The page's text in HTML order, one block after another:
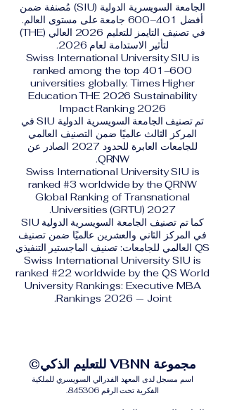
الجامعة السويسرية الدولية (SIU) مُصنفة ضمن
أفضل 401–600 جامعة على مستوى العالم.
في تصنيف التايمز للتعليم 2026 العالي (THE)
لتأثير الاستدامة لعام 2026.
Swiss International University SIU is
ranked among the top 401–600
universities globally. Times Higher
Education THE 2026 Sustainability
Impact Ranking 2026
تم تصنيف الجامعة السويسرية الدولية SIU في
المركز الثالث عالميًا ضمن التصنيف العالمي
للجامعات العابرة للحدود 2027 الصادر عن
QRNW.
Swiss International University SIU is
ranked #3 worldwide by the QRNW
Global Ranking of Transnational
Universities (GRTU) 2027.
كما تم تصنيف الجامعة السويسرية الدولية SIU
في المركز الثاني والعشرين عالميًا ضمن تصنيف
QS العالمي للجامعات: تصنيف الماجستير التنفيذي
Swiss International University SIU is
ranked #22 worldwide by the QS World
University Rankings: Executive MBA
Rankings 2026 — Joint.
مجموعة VBNN للتعليم الذكي©
اسم مسجل لدى المعهد الفدرالي السويسري للملكية
الفكرية تحت الرقم 845306.